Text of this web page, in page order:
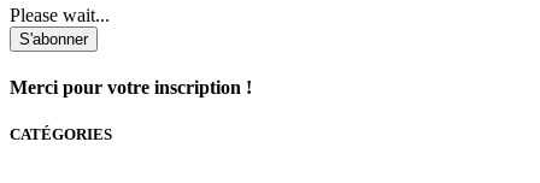
Please wait...
S'abonner
Merci pour votre inscription !
CATÉGORIES